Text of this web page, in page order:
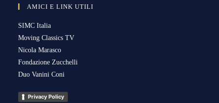
AMICI E LINK UTILI
SIMC Italia
Moving Classics TV
Nicola Marasco
Fondazione Zucchelli
Duo Vanini Coni
Privacy Policy